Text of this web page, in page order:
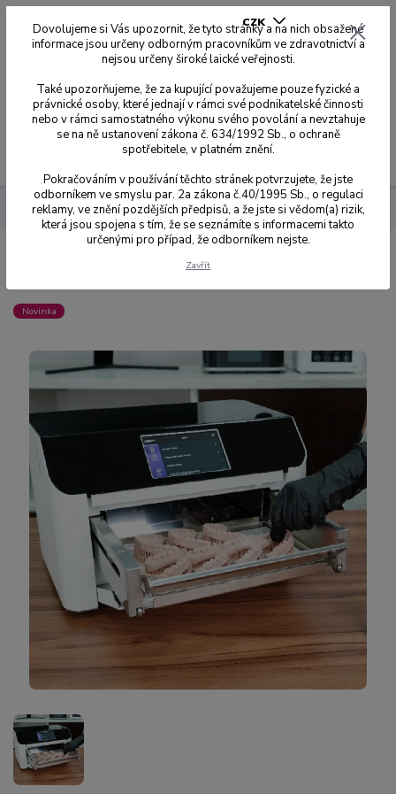
CZK
0,00 Kč
3D tisk - Ackuretta UV lampa Ackuretta Curie Plus
UV lampa Ackuretta Curie Plus
Novinka
Dovolujeme si Vás upozornit, že tyto stránky a na nich obsažené
informace jsou určeny odborným pracovníkům ve zdravotnictví a
nejsou určeny široké laické veřejnosti.
Také upozorňujeme, že za kupující považujeme pouze fyzické a
právnické osoby, které jednají v rámci své podnikatelské činnosti
nebo v rámci samostatného výkonu svého povolání a nevztahuje
se na ně ustanovení zákona č. 634/1992 Sb., o ochraně
spotřebitele, v platném znění.
Pokračováním v používání těchto stránek potvrzujete, že jste
odborníkem ve smyslu par. 2a zákona č.40/1995 Sb., o regulaci
reklamy, ve znění pozdějších předpisů, a že jste si vědom(a) rizik,
která jsou spojena s tím, že se seznámíte s informacemi takto
určenými pro případ, že odborníkem nejste.
Zavřít